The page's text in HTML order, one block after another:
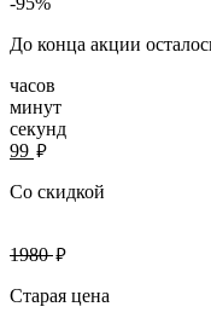
До конца акции
часов
минут
секунд
99 руб.
Со скидкой
1980руб.
Старая цена